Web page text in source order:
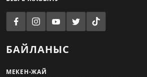
БАЙЛАНЫС
МЕКЕН-ЖАЙ